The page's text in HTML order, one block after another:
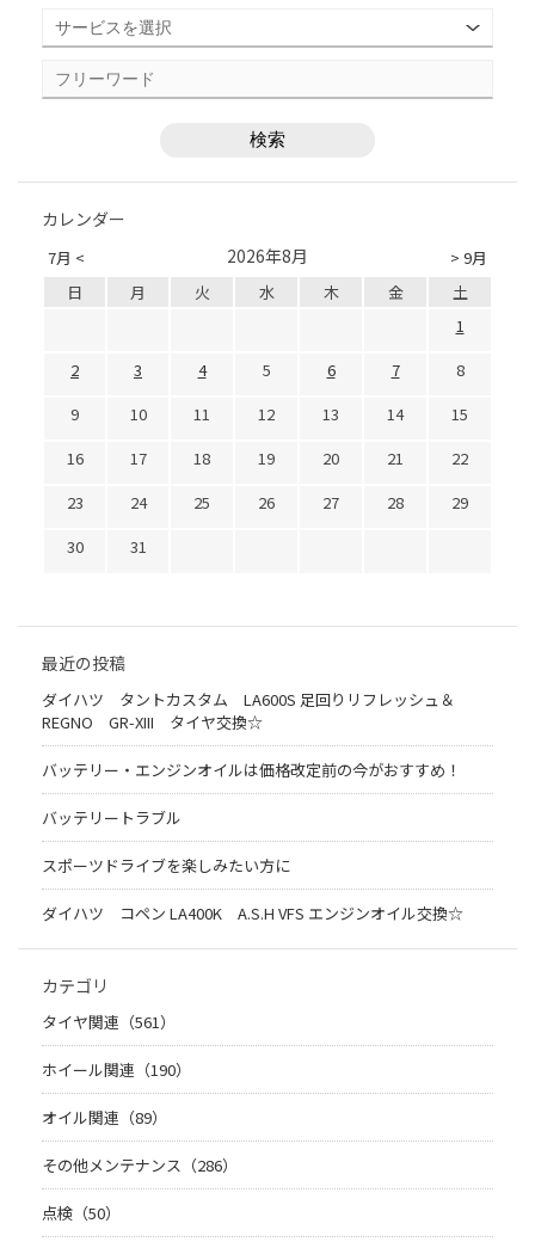
カレンダー
7月 < > 9月
2026年8月
日 月 火 水 木 金
土
1
2
3 4 5 6 7
8
9
10 11 12 13 14
15
16
17 18 19 20 21
22
23
24 25 26 27 28
29
30
31
最近の投稿
ダイハツ タントカスタム LA600S 足回りリフレッシュ＆
REGNO GR-XIII タイヤ交換☆
バッテリー・エンジンオイルは価格改定前の今がおすすめ！
バッテリートラブル
スポーツドライブを楽しみたい方に
ダイハツ コペン LA400K A.S.H VFS エンジンオイル交換☆
カテゴリ
タイヤ関連（561）
ホイール関連（190）
オイル関連（89）
その他メンテナンス（286）
点検（50）